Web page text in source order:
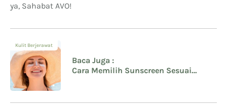
ya, Sahabat AVO!
Kulit Berjerawat
Baca Juga :
Cara Memilih Sunscreen Sesuai